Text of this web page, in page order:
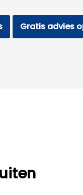
Gratis advies